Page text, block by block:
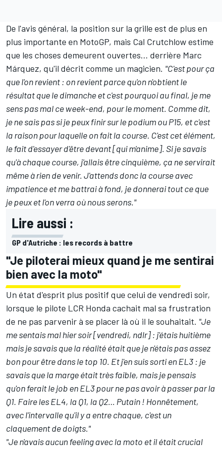
De l'avis général, la position sur la grille est de plus en
plus importante en MotoGP, mais Cal Crutchlowestime
que les choses demeurent ouvertes… derrière Marc
Márquez, qu'il décrit comme un magicien. "C'est pour ça
que l'on revient : on revient parce qu'on n'obtient le
résultat que le dimanche et c'est pourquoi au final, je me
sens pas mal ce week-end, pour le moment. Comme dit,
je ne sais pas si je peux finir sur le podium ou P15, et c'est
la raison pour laquelle on fait la course. C'est cet élément,
le fait d'essayer d'être devant [qui m'anime]. Si je savais
qu'à chaque course, j'allais être cinquième, ça ne servirait
même à rien de venir. J'attends donc la course avec
impatience et me battrai à fond, je donnerai tout ce que
je peux et l'on verra où nous serons."
Lire aussi :
GP d'Autriche : les records à battre
"Je piloterai mieux quand je me sentirai
bien avec la moto"
Un état d'esprit plus positif que celui de vendredi soir,
lorsque le pilote LCR Honda cachait mal sa frustration
de ne pas parvenir à se placer là où il le souhaitait. "Je
me sentais mal hier soir [vendredi, ndlr] : j'étais huitième
mais je savais que la réalité était que je n'étais pas assez
bon pour être dans le top 10. Et j'en suis sorti en EL3 : je
savais que la marge était très faible, mais je pensais
qu'on ferait le job en EL3 pour ne pas avoir à passer par la
Q1. Faire les EL4, la Q1, la Q2… Putain ! Honnêtement,
avec l'intervalle qu'il y a entre chaque, c'est un
claquement de doigts."
"Je n'avais aucun feeling avec la moto et il était crucial